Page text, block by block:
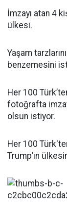
İmzayı atan 4
ülkesi.
Yaşam
benzemesini
Her 100
fotoğrafta
olsun istiyor.
Her 100
Trump’ın